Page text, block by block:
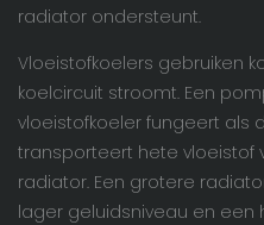
radiator ondersteunt.
Vloeistofkoelers gebruiken
koelcircuit stroomt. Een
vloeistofkoeler fungeert als
transporteert hete vloeistof
radiator. Een grotere
lager geluidsniveau en een